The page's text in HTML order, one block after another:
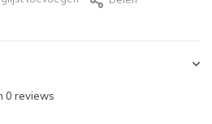
0 reviews